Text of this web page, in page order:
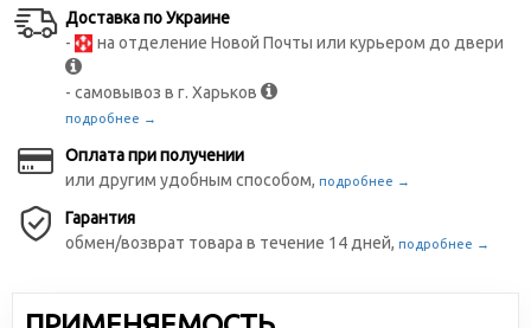
Доставка по Украине
-
на отделение Новой Почты или курьером до двери
- самовывоз в г. Харьков
подробнее →
Оплата при получении
или другим удобным способом, подробнее →
Гарантия
обмен/возврат товара в течение 14 дней, подробнее →